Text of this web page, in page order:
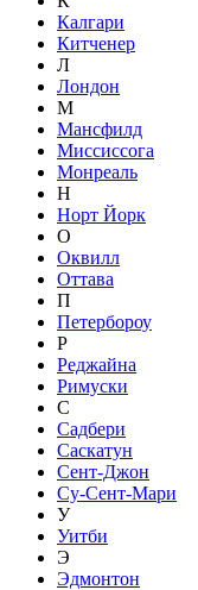
Калгари
Китченер
Л
Лондон
М
Мансфилд
Миссиссога
Монреаль
Н
Норт Йорк
О
Оквилл
Оттава
П
Петербороу
Р
Реджайна
Римуски
С
Садбери
Саскатун
Сент-Джон
Су-Сент-Мари
У
Уитби
Э
Эдмонтон